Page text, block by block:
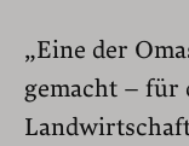
„Eine der
gemacht – für